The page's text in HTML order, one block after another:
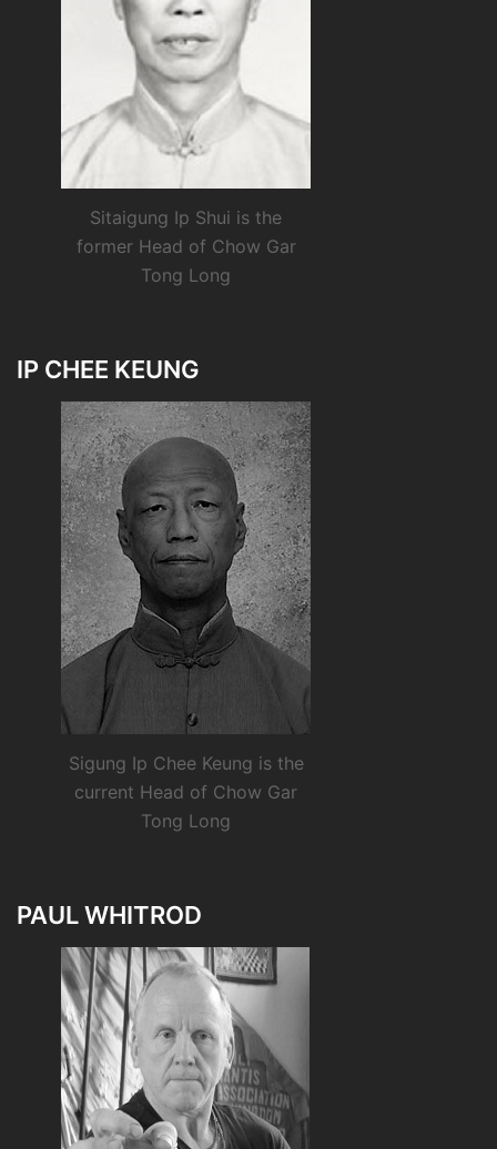
Sitaigung Ip Shui is the
former Head of Chow Gar
Tong Long
IP CHEE KEUNG
Sigung Ip Chee Keung is the
current Head of Chow Gar
Tong Long
PAUL WHITROD